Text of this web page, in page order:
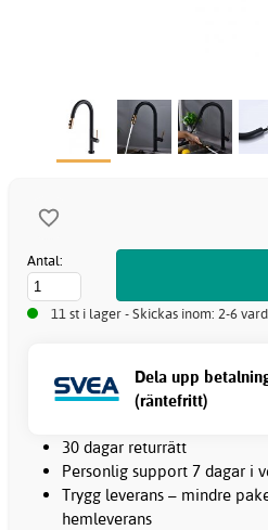
Antal:
11 st i lager - Skickas inom: 2-6
Dela upp
(räntefritt)
30 dagar returrätt
Personlig support 7 dagar i
Trygg leverans – mindre
hemleverans